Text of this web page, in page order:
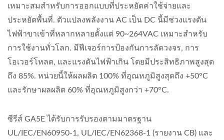
เหมาะสมสำหรับการออกแบบที่ประหยัดค่าใช้จ่ายและ
ประหยัดพื้นที่. ตัวแปลงพลังงาน AC เป็น DC นี้มีช่วงแรงดัน
ไฟฟ้าขาเข้าที่หลากหลายตั้งแต่ 90~264VAC เหมาะสำหรับ
การใช้งานทั่วโลก. มีฟีเจอร์การป้องกันการลัดวงจร, การ
โอเวอร์โหลด, และแรงดันไฟฟ้าเกิน โดยมีประสิทธิภาพสูงสุด
ถึง 85%. หน่วยนี้ให้ผลผลิต 100% ที่อุณหภูมิสูงสุดถึง +50°C
และรักษาผลผลิต 60% ที่อุณหภูมิสูงกว่า +70°C.
ซีรีส์ GA5E ได้รับการรับรองตามมาตรฐาน
UL/IEC/EN60950-1, UL/IEC/EN62368-1 (รายงาน CB) และ